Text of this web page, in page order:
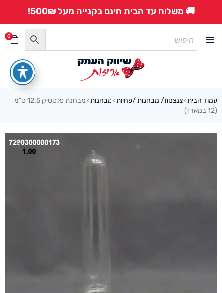
🚚 משלוח עד הבית חינם בקנייה מעל 500₪!
0
עמוד הבית ›צנצנות/ מבחנות /פחיות › מבחנות ›
מבחנת פלסטיק 12.5 ס”מ
(12 במארז)